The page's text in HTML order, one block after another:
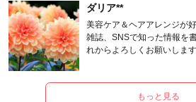
ダリア**
美容ケア＆ヘアアレンジが
雑誌、SNSで知った情報を
れからよろしくお願いしま
もっと見る